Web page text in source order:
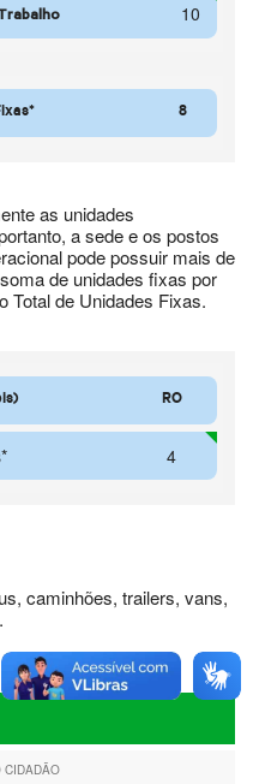
10
8
as unidades
a sede e os postos
pode possuir mais de
de unidades fixas por
Total de Unidades Fixas.
RO
4
caminhões, trailers, vans,
CIDADÃO